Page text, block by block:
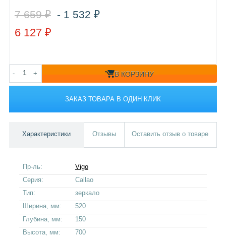
7 659 ₽ - 1 532 ₽
6 127 ₽
- + В КОРЗИНУ
ЗАКАЗ ТОВАРА В ОДИН КЛИК
Характеристики Отзывы Оставить отзыв о товаре
Пр-ль:
Vigo
Серия:
Callao
Тип:
зеркало
Ширина, мм:
520
Глубина, мм:
150
Высота, мм:
700